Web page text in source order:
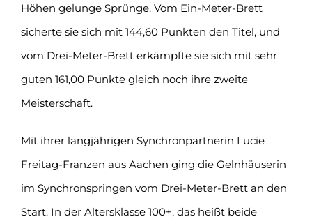
Höhen gelunge Sprünge. Vom Ein-Meter-Brett
sicherte sie sich mit 144,60 Punkten den Titel, und
vom Drei-Meter-Brett erkämpfte sie sich mit sehr
guten 161,00 Punkte gleich noch ihre zweite
Meisterschaft.
Mit ihrer langjährigen Synchronpartnerin Lucie
Freitag-Franzen aus Aachen ging die Gelnhäuserin
im Synchronspringen vom Drei-Meter-Brett an den
Start. In der Altersklasse 100+, das heißt beide